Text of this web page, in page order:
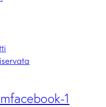
facebook-1